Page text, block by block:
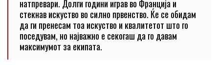
натпревари. Долги години играв во Франција и
стекнав искуство во силно првенство. Ќе се обидам
да ги пренесам тоа искуство и квалитетот што го
поседувам, но најважно е секогаш да го давам
максимумот за екипата.